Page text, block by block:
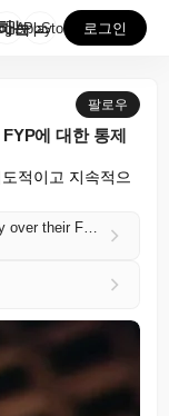
틱톡 사용자들은 자신이 생각하는 것만큼 FYP에 대한 ...
AppStore 로그인
팔로우
에 대한 통제
적이고 지속적으
TikTok users don't have as much agency over their FYPs as they think